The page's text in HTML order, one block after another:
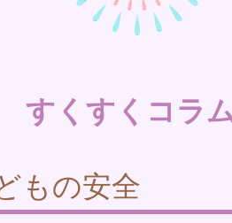
すくすくコラ
もの安全